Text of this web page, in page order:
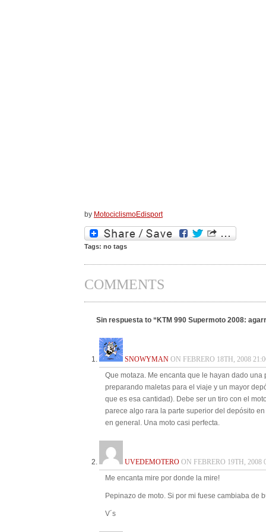
by MotociclismoEdisport
Tags: no tags
COMMENTS
Sin respuesta to “KTM 990 Supermoto 2008:
SNOWYMAN ON FEBRERO 18TH, 2008
Que motaza. Me encanta que le hayan dado una
preparando maletas para el viaje y un mayor
que es esa cantidad). Debe ser un tiro con el
parece algo rara la parte superior del depósito
en general. Una moto casi perfecta.
UVEDEMOTERO ON FEBRERO 19TH, 2008
Me encanta mire por donde la mire!
Pepinazo de moto. Si por mi fuese cambiaba de
V´s